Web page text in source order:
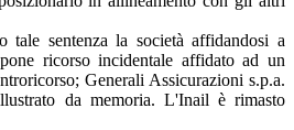
tale sentenza la società affidandosi a
ricorso incidentale affidato ad un
Generali Assicurazioni s.p.a.
da memoria. L'Inail è rimasto